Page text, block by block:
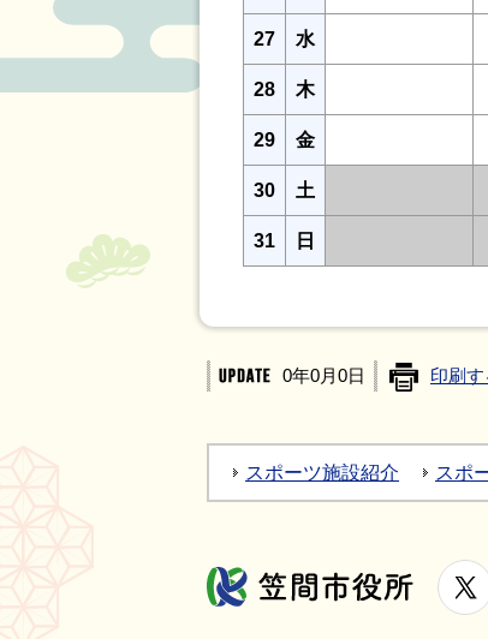
27 水
28 木
29 金
30 土
31 日
0年0月0日 印刷す
スポーツ施設紹介 スポ
笠間